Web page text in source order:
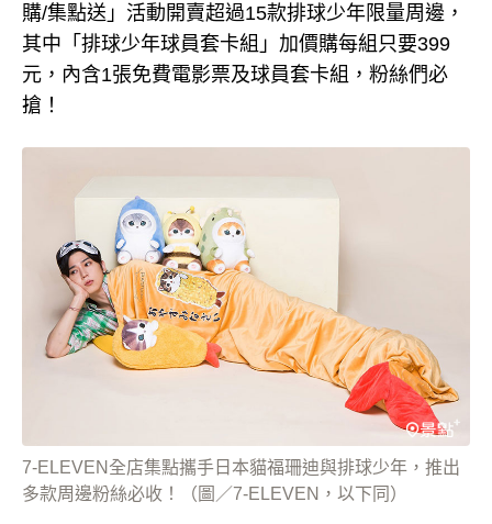
購/集點送」活動開賣超過15款排球少年限量周邊，
其中「排球少年球員套卡組」加價購每組只要399
元，內含1張免費電影票及球員套卡組，粉絲們必
搶！
7-ELEVEN全店集點攜手日本貓福珊迪與排球少年，推出
多款周邊粉絲必收！（圖／7-ELEVEN，以下同）